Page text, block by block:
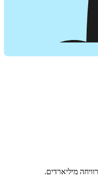
מיליארדים.